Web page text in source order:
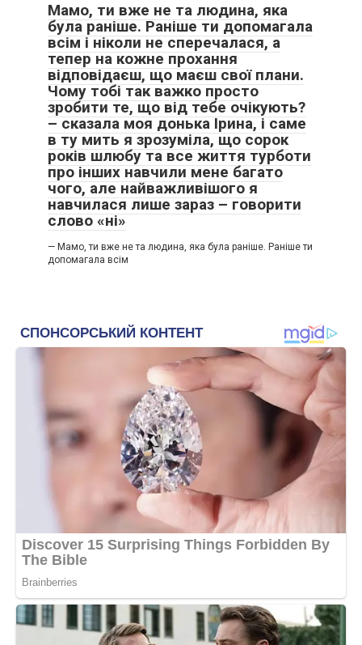
Мамо, ти вже не та людина, яка
була раніше. Раніше ти допомагала
всім і ніколи не сперечалася, а
тепер на кожне прохання
відповідаєш, що маєш свої плани.
Чому тобі так важко просто
зробити те, що від тебе очікують?
– сказала моя донька Ірина, і саме
в ту мить я зрозуміла, що сорок
років шлюбу та все життя турботи
про інших навчили мене багато
чого, але найважливішого я
навчилася лише зараз – говорити
слово «ні»
— Мамо, ти вже не та людина, яка була раніше. Раніше ти
допомагала всім